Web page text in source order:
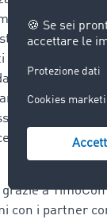
utile
e di
può gestire
incarichi
lo
e pratico",
grazie a
con i partner